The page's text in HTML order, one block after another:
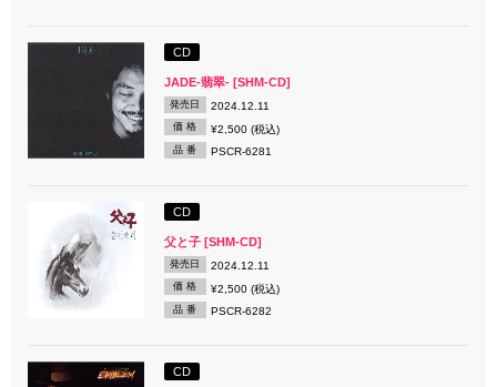
CD
JADE-翡翠- [SHM-CD]
発売日 2024.12.11
価 格 ¥2,500 (税込)
品 番 PSCR-6281
CD
父と子 [SHM-CD]
発売日 2024.12.11
価 格 ¥2,500 (税込)
品 番 PSCR-6282
CD